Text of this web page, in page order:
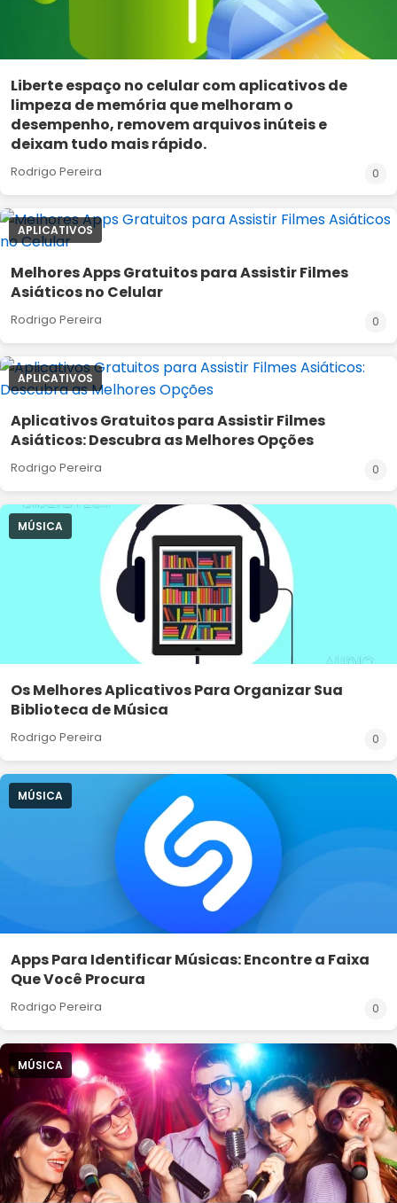
Liberte espaço no celular com aplicativos de
limpeza de memória que melhoram o
desempenho, removem arquivos inúteis e
deixam tudo mais rápido.
Rodrigo Pereira 0
APLICATIVOS
Melhores Apps Gratuitos para Assistir Filmes
Asiáticos no Celular
Rodrigo Pereira 0
APLICATIVOS
Aplicativos Gratuitos para Assistir Filmes
Asiáticos: Descubra as Melhores Opções
Rodrigo Pereira 0
MÚSICA
Os Melhores Aplicativos Para Organizar Sua
Biblioteca de Música
Rodrigo Pereira 0
MÚSICA
Apps Para Identificar Músicas: Encontre a Faixa
Que Você Procura
Rodrigo Pereira 0
MÚSICA